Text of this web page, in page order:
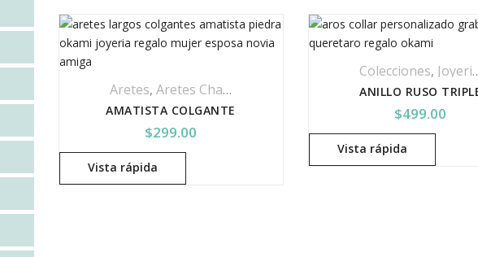
Aretes,Aretes Chapa De Oro Colecciones,Joyería,Piedras
AMATISTA COLGANTE
$299.00
Vista rápida
Colecciones, Joyeria Personalizada
ANILLO RUSO
$499.00
Vista rápida